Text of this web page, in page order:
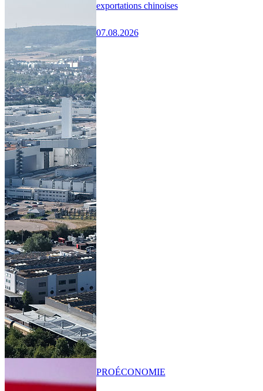
exportations chinoises
07.08.2026
PROÉCONOMIE